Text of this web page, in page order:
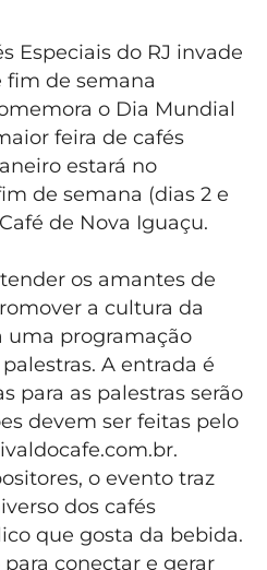
Especiais do RJ invade
fim de semana
o Dia Mundial
feira de cafés
estará no
de semana (dias 2 e
de Nova Iguaçu.
os amantes de
a cultura da
uma programação
A entrada é
para as palestras serão
devem ser feitas pelo
o evento traz
dos cafés
que gosta da bebida.
conectar e gerar